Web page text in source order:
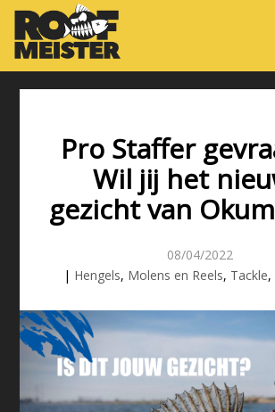
Pro Staffer
Wil jij het
gezicht van
08/04/2022
| Hengels, Molens en Reels, Tackle,